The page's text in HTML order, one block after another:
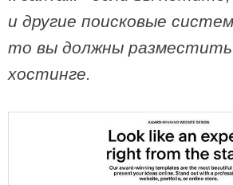
и другие поисковые
то вы должны
хостинге.